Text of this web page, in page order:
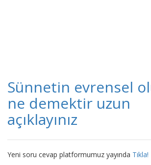
Sünnetin evrensel
ne demektir uzun
açıklayınız
Yeni soru cevap platformumuz yayında Tıkla!